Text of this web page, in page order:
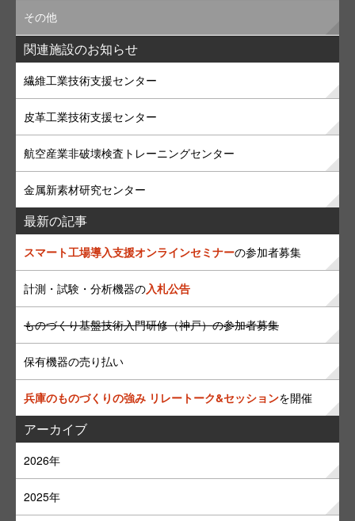
その他
関連施設のお知らせ
繊維工業技術支援センター
皮革工業技術支援センター
航空産業非破壊検査トレーニングセンター
金属新素材研究センター
最新の記事
スマート工場導入支援オンラインセミナーの参加者募集
計測・試験・分析機器の入札公告
ものづくり基盤技術入門研修（神戸）の参加者募集
保有機器の売り払い
兵庫のものづくりの強み リレートーク&セッションを開催
アーカイブ
2026年
2025年